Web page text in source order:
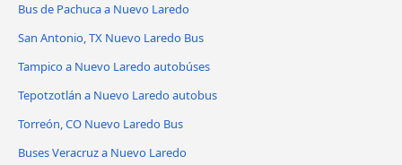
Bus de Pachuca a Nuevo Laredo
San Antonio, TX Nuevo Laredo Bus
Tampico a Nuevo Laredo autobúses
Tepotzotlán a Nuevo Laredo autobus
Torreón, CO Nuevo Laredo Bus
Buses Veracruz a Nuevo Laredo